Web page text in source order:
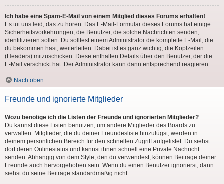
Ich habe eine Spam-E-Mail von einem Mitglied dieses Forums erhalten!
Es tut uns leid, das zu hören. Das E-Mail-Formular dieses Forums hat einige
Sicherheitsvorkehrungen, die Benutzer, die solche Nachrichten senden,
identifizieren sollen. Du solltest einem Administrator die komplette E-Mail, die
du bekommen hast, weiterleiten. Dabei ist es ganz wichtig, die Kopfzeilen
(Headers) mitzuschicken. Diese enthalten Details über den Benutzer, der die
E-Mail verschickt hat. Der Administrator kann dann entsprechend reagieren.
Nach oben
Freunde und ignorierte Mitglieder
Wozu benötige ich die Listen der Freunde und ignorierten Mitglieder?
Du kannst diese Listen benutzen, um andere Mitglieder des Boards zu
verwalten. Mitglieder, die du deiner Freundesliste hinzufügst, werden in
deinem persönlichen Bereich für den schnellen Zugriff aufgelistet. Du siehst
dort deren Onlinestatus und kannst ihnen schnell eine Private Nachricht
senden. Abhängig von dem Style, den du verwendest, können Beiträge deiner
Freunde auch hervorgehoben sein. Wenn du einen Benutzer ignorierst, dann
siehst du seine Beiträge standardmäßig nicht.